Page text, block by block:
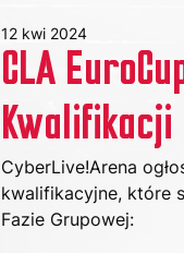
CLA
Kwalifikacji
12 kwi 2024
CyberLive!Arena
kwalifikacyjne, które
Fazie Grupowej: